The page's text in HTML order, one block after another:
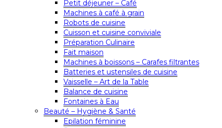
Petit déjeuner – Café
Machines à café à grain
Robots de cuisine
Cuisson et cuisine conviviale
Préparation Culinaire
Fait maison
Machines à boissons – Carafes filtrantes
Batteries et ustensiles de cuisine
Vaisselle – Art de la Table
Balance de cuisine
Fontaines à Eau
Beauté – Hygiène & Santé
Epilation féminine